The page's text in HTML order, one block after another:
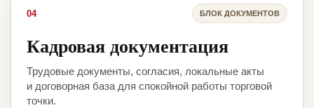
04 БЛОК ДОКУМЕНТОВ
Кадровая документация
Трудовые документы, согласия, локальные акты
и договорная база для спокойной работы торговой
точки.